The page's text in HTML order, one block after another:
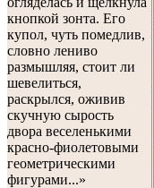
кнопкой зонта. Его
купол, чуть помедлив,
словно лениво
размышляя, стоит ли
шевелиться,
раскрылся, оживив
скучную сырость
двора веселенькими
красно-фиолетовыми
геометрическими
фигурами...»